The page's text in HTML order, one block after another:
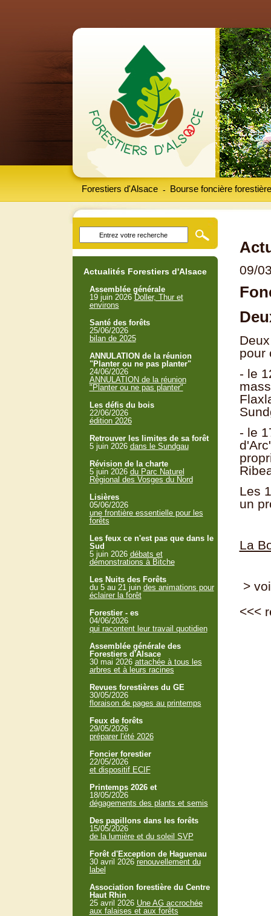
Forestiers d'Alsace Bourse foncière forestière
-
09/
pour
- le
- le
Les
un
La
>
<<<
Actualités Forestiers d'Alsace
Assemblée générale
19 juin 2026 Doller, Thur et
environs
Santé des forêts
25/06/2026
bilan de 2025
ANNULATION de la réunion
"Planter ou ne pas planter"
24/06/2026
ANNULATION de la réunion
"Planter ou ne pas planter"
Les défis du bois
22/06/2026
édition 2026
Retrouver les limites de sa forêt
5 juin 2026 dans le Sundgau
Révision de la charte
5 juin 2026 du Parc Naturel
Régional des Vosges du Nord
Lisières
05/06/2026
une frontière essentielle pour les
forêts
Les feux ce n'est pas que dans le
Sud
5 juin 2026 débats et
démonstrations à Bitche
Les Nuits des Forêts
du 5 au 21 juin des animations pour
éclairer la forêt
Forestier - es
04/06/2026
qui racontent leur travail quotidien
Assemblée générale des
Forestiers d'Alsace
30 mai 2026 attachée à tous les
arbres et à leurs racines
Revues forestières du GE
30/05/2026
floraison de pages au printemps
Feux de forêts
29/05/2026
préparer l'été 2026
Foncier forestier
22/05/2026
et dispositif ECIF
Printemps 2026 et
18/05/2026
dégagements des plants et semis
Des papillons dans les forêts
15/05/2026
de la lumière et du soleil SVP
Forêt d'Exception de Haguenau
30 avril 2026 renouvellement du
label
Association forestière du Centre
Haut Rhin
25 avril 2026 Une AG accrochée
aux falaises et aux forêts